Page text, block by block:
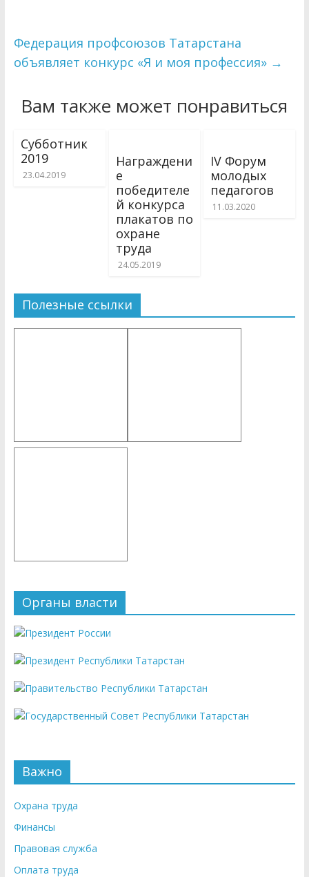
Федерация профсоюзов Татарстана
объявляет конкурс «Я и моя профессия» →
Вам также может понравиться
Субботник
2019
23.04.2019
Награждени
е
победителе
й конкурса
плакатов по
охране
труда
24.05.2019
IV Форум
молодых
педагогов
11.03.2020
Полезные ссылки
Органы власти
Важно
Охрана труда
Финансы
Правовая служба
Оплата труда